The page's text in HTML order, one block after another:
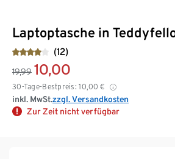
Laptoptasche in
(12)
19,99 10,00
30-Tage-Bestpreis: 10,00 €
inkl. MwSt.zzgl. Versandkosten
Zur Zeit nicht verfügbar